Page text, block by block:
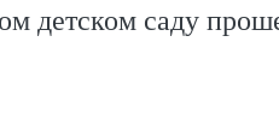
детском саду